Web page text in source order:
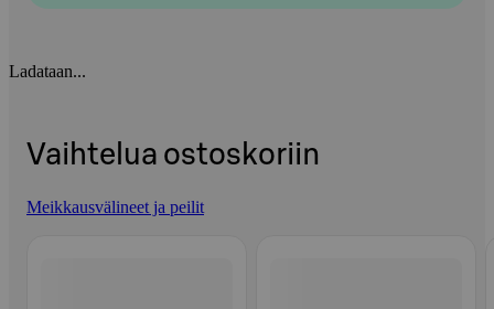
Ladataan...
Vaihtelua ostoskoriin
Meikkausvälineet ja peilit